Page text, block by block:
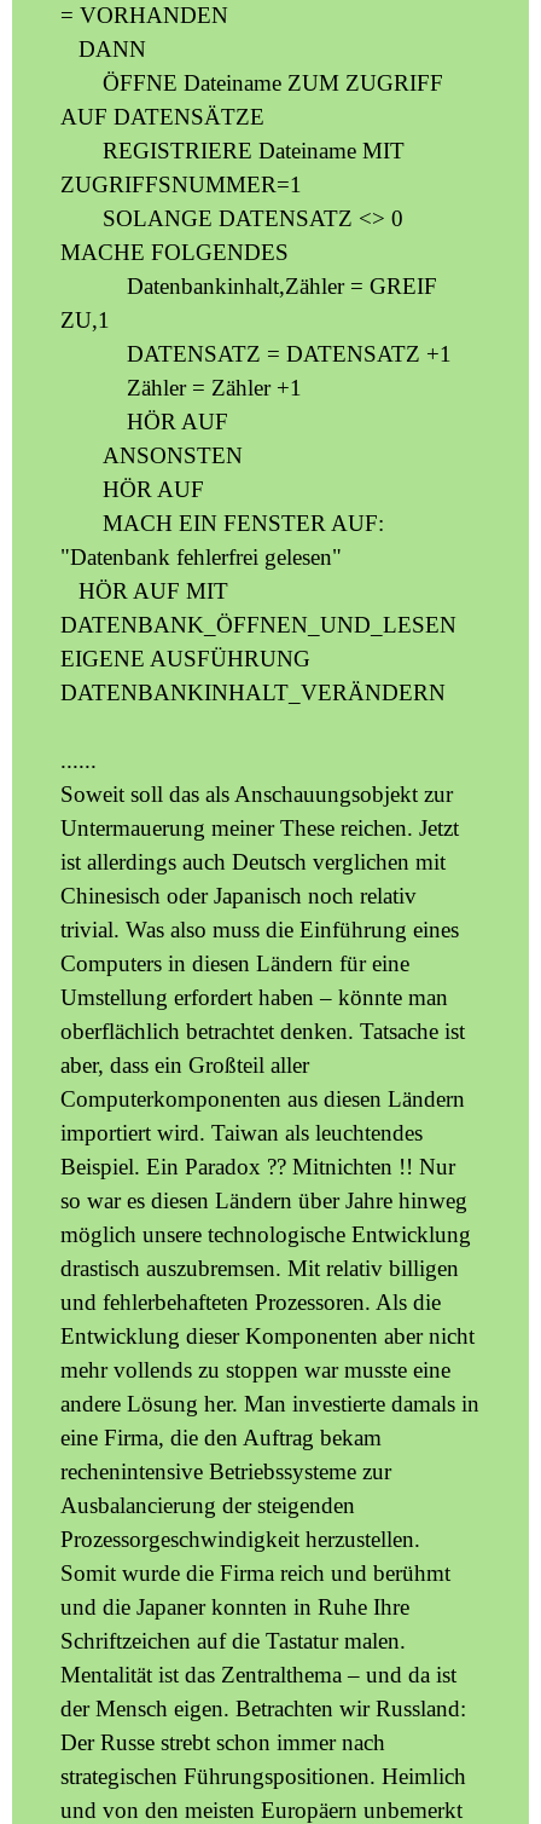
= VORHANDEN
DANN
ÖFFNE Dateiname ZUM ZUGRIFF
AUF DATENSÄTZE
REGISTRIERE Dateiname MIT
ZUGRIFFSNUMMER=1
SOLANGE DATENSATZ <> 0
MACHE FOLGENDES
Datenbankinhalt,Zähler = GREIF
ZU,1
DATENSATZ = DATENSATZ +1
Zähler = Zähler +1
HÖR AUF
ANSONSTEN
HÖR AUF
MACH EIN FENSTER AUF:
"Datenbank fehlerfrei gelesen"
HÖR AUF MIT
DATENBANK_ÖFFNEN_UND_LESEN
EIGENE AUSFÜHRUNG
DATENBANKINHALT_VERÄNDERN
......
Soweit soll das als Anschauungsobjekt zur
Untermauerung meiner These reichen. Jetzt
ist allerdings auch Deutsch verglichen mit
Chinesisch oder Japanisch noch relativ
trivial. Was also muss die Einführung eines
Computers in diesen Ländern für eine
Umstellung erfordert haben – könnte man
oberflächlich betrachtet denken. Tatsache ist
aber, dass ein Großteil aller
Computerkomponenten aus diesen Ländern
importiert wird. Taiwan als leuchtendes
Beispiel. Ein Paradox ?? Mitnichten !! Nur
so war es diesen Ländern über Jahre hinweg
möglich unsere technologische Entwicklung
drastisch auszubremsen. Mit relativ billigen
und fehlerbehafteten Prozessoren. Als die
Entwicklung dieser Komponenten aber nicht
mehr vollends zu stoppen war musste eine
andere Lösung her. Man investierte damals in
eine Firma, die den Auftrag bekam
rechenintensive Betriebssysteme zur
Ausbalancierung der steigenden
Prozessorgeschwindigkeit herzustellen.
Somit wurde die Firma reich und berühmt
und die Japaner konnten in Ruhe Ihre
Schriftzeichen auf die Tastatur malen.
Mentalität ist das Zentralthema – und da ist
der Mensch eigen. Betrachten wir Russland:
Der Russe strebt schon immer nach
strategischen Führungspositionen. Heimlich
und von den meisten Europäern unbemerkt